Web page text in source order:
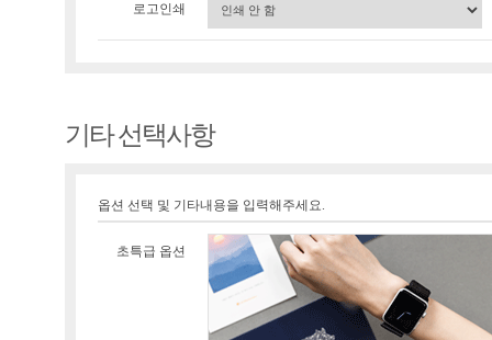
로고인쇄
기타 선택사항
옵션 선택 및 기타내용을 입력해주세요.
초특급 옵션